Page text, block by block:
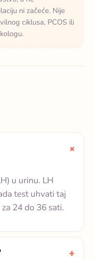
ni začeće. Nije
ciklusa, PCOS ili
u urinu. LH
test uhvati taj
24 do 36 sati.